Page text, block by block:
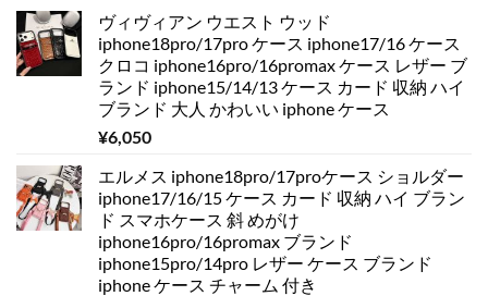
ヴィヴィアン ウエスト ウッド
iphone18pro/17pro ケース iphone17/16 ケース
クロコ iphone16pro/16promax ケース レザー ブ
ランド iphone15/14/13 ケース カード 収納 ハイ
ブランド 大人 かわいい iphone ケース
¥6,050
エルメス iphone18pro/17proケース ショルダー
iphone17/16/15 ケース カード 収納 ハイ ブラン
ド スマホケース 斜 めがけ
iphone16pro/16promax ブランド
iphone15pro/14pro レザー ケース ブランド
iphone ケース チャーム 付き